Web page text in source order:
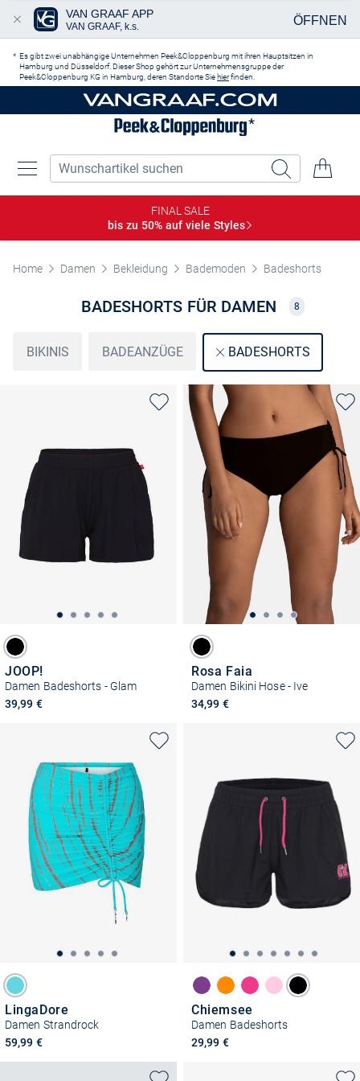
Es gibt zwei unabhängige Unternehmen Peek&Cloppenburg mit ihren Hauptsitzen in
Hamburg und Düsseldorf. Dieser Shop gehört zur Unternehmensgruppe der
Peek&Cloppenburg KG in Hamburg, deren Standorte Sie hierfinden.
FINAL SALE
bis zu 50% auf viele Styles
Home Damen Bekleidung Bademoden Badeshorts
BADESHORTS FÜR DAMEN 8
BIKINIS BADEANZÜGE BADESHORTS
JOOP!
Damen Badeshorts - Glam
39,99 €
Rosa Faia
Damen Bikini Hose - Ive
34,99 €
LingaDore
Damen Strandrock
59,99 €
Chiemsee
Damen Badeshorts
29,99 €
VAN GRAAF APP
VAN GRAAF, k.s. ÖFFNEN